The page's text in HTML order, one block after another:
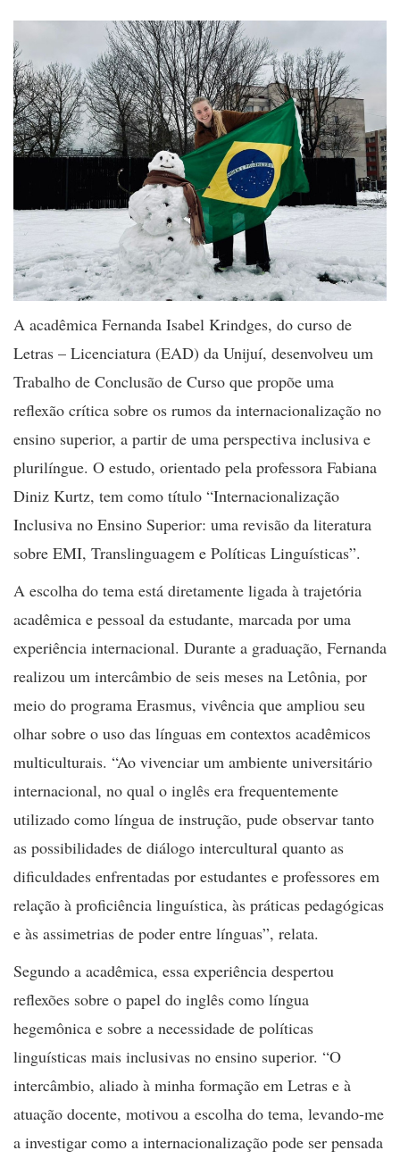
A acadêmica Fernanda Isabel Krindges, do curso de
Letras – Licenciatura (EAD) da Unijuí, desenvolveu um
Trabalho de Conclusão de Curso que propõe uma
reflexão crítica sobre os rumos da internacionalização no
ensino superior, a partir de uma perspectiva inclusiva e
plurilíngue. O estudo, orientado pela professora Fabiana
Diniz Kurtz, tem como título “Internacionalização
Inclusiva no Ensino Superior: uma revisão da literatura
sobre EMI, Translinguagem e Políticas Linguísticas”.
A escolha do tema está diretamente ligada à trajetória
acadêmica e pessoal da estudante, marcada por uma
experiência internacional. Durante a graduação, Fernanda
realizou um intercâmbio de seis meses na Letônia, por
meio do programa Erasmus, vivência que ampliou seu
olhar sobre o uso das línguas em contextos acadêmicos
multiculturais. “Ao vivenciar um ambiente universitário
internacional, no qual o inglês era frequentemente
utilizado como língua de instrução, pude observar tanto
as possibilidades de diálogo intercultural quanto as
dificuldades enfrentadas por estudantes e professores em
relação à proficiência linguística, às práticas pedagógicas
e às assimetrias de poder entre línguas”, relata.
Segundo a acadêmica, essa experiência despertou
reflexões sobre o papel do inglês como língua
hegemônica e sobre a necessidade de políticas
linguísticas mais inclusivas no ensino superior. “O
intercâmbio, aliado à minha formação em Letras e à
atuação docente, motivou a escolha do tema, levando-me
a investigar como a internacionalização pode ser pensada